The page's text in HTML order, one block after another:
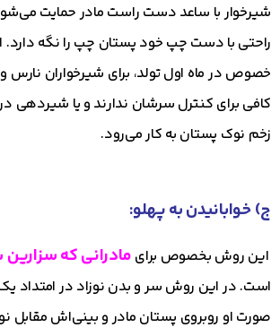
شیرخوار با ساعد دست راست مادر حمایت
راحتی با دست چپ خود پستان چپ را نگه
خصوص در ماه اول تولد، برای شیرخواران نارس و
کافی برای کنترل سرشان ندارند و یا شیردهی
زخم نوک پستان به کار می‌رود.
ج) خوابانیدن به پهلو:
این روش بخصوص برای مادرانی که
است. در این روش سر و بدن نوزاد در امتداد
صورت او روبروی پستان مادر و بینی‌اش مقابل